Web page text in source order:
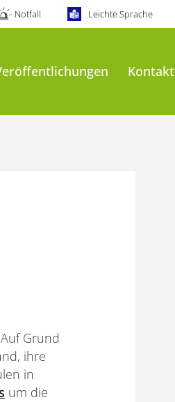
Notfall Leichte Sprache
Kontakt
Auf Grund
ihre
in
um die